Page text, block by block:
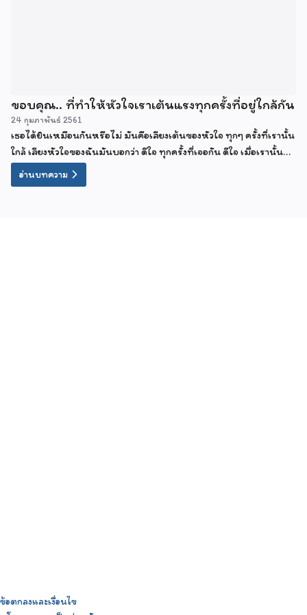
ขอบคุณ.. ที่ทำให้หัวใจเราเต้นแรงทุกครั้งที่อยู่ใกล้กัน
24 กุมภาพันธ์ 2561
เธอได้ยินเหมือนกันหรือไม่ มันคือเสียงเต้นของหัวใจ ทุกๆ ครั้งที่เรานั้น
ใกล้ เสียงหัวใจของฉันมันบอกว่า ดีใจ ทุกครั้งที่เจอกัน ดีใจ เมื่อเรานั้น
ใกล้กัน เชื่อไหม ทุกครั้งที่ได้เจอ มันเป็นความสุขของหัวใจ เมื่อเราได้
พบกันเสมอ ใจมันเต้นแรงทุกครั้งเมื่ออยู่ใกล้เธอ.. หลับตาฟังแล้วคง
อ่านบทความ
ข้อตกลงและเงื่อนไข